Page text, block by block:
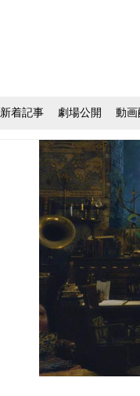
新着記事 劇場公開 動画